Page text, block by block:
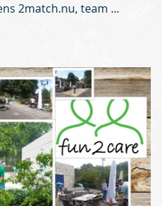
2match.nu, team ...